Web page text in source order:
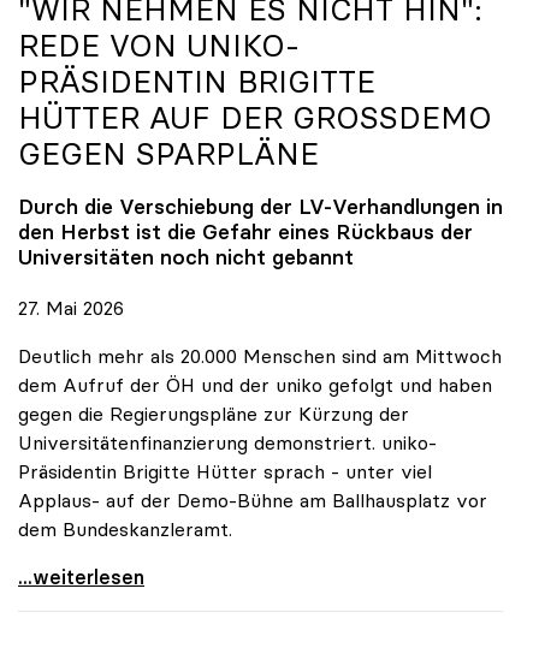
"WIR NEHMEN ES NICHT HIN":
REDE VON UNIKO-
PRÄSIDENTIN BRIGITTE
HÜTTER AUF DER GROSSDEMO G
EGEN SPARPLÄNE
Durch die Verschiebung der LV-Verhandlungen in
den Herbst ist die Gefahr eines Rückbaus der
Universitäten noch nicht gebannt
27. Mai 2026
Deutlich mehr als 20.000 Menschen sind am Mittwoch
dem Aufruf der ÖH und der uniko gefolgt und haben
gegen die Regierungspläne zur Kürzung der
Universitätenfinanzierung demonstriert. uniko-
Präsidentin Brigitte Hütter sprach - unter viel
Applaus- auf der Demo-Bühne am Ballhausplatz vor
dem Bundeskanzleramt.
\"Wir nehmen es nicht hin\": Rede von
...weiterlesen